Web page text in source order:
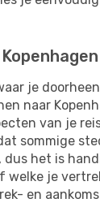
je
naar
van je
sommige
dus het is
welke je
en